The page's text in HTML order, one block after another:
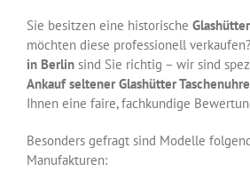
Sie besitzen eine historische
möchten diese professionell
in Berlinsind Sie richtig – wir sind
Ankauf seltener Glashütter
Ihnen eine faire, fachkundige
Besonders gefragt sind Modelle
Manufakturen: